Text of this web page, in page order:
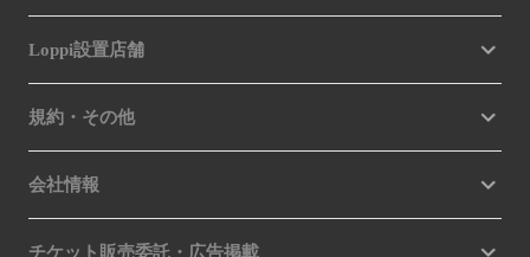
Loppi設置店舗
規約・その他
会社情報
チケット販売委託・広告掲載